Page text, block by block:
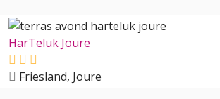
HarTeluk Joure
Friesland, Joure